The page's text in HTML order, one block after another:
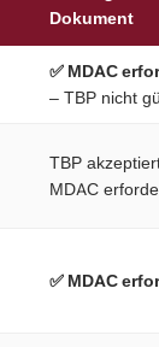
Dokument
✅ MDAC
– TBP nicht
TBP
MDAC
✅ MDAC